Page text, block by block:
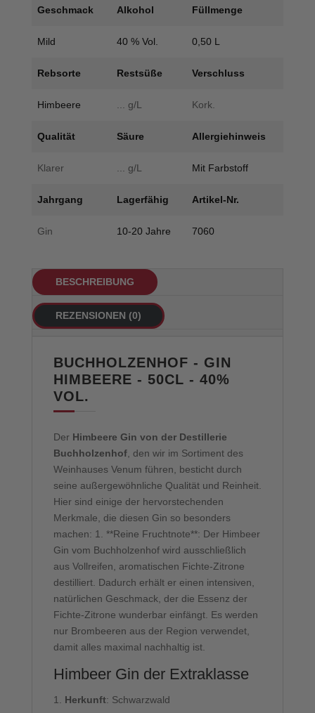
Geschmack Alkohol Füllmenge
Mild 40 % Vol. 0,50 L
Rebsorte Restsüße Verschluss
Himbeere ... g/L Kork.
Qualität Säure Allergiehinweis
Klarer ... g/L Mit Farbstoff
Jahrgang Lagerfähig Artikel-Nr.
Gin 10-20 Jahre 7060
BESCHREIBUNG
REZENSIONEN (0)
BUCHHOLZENHOF - GIN
HIMBEERE - 50CL - 40%
VOL.
Der Himbeere Gin von der Destillerie
Buchholzenhof, den wir im Sortiment des
Weinhauses Venum führen, besticht durch
seine außergewöhnliche Qualität und Reinheit.
Hier sind einige der hervorstechenden
Merkmale, die diesen Gin so besonders
machen: 1. **Reine Fruchtnote**: Der Himbeer
Gin vom Buchholzenhof wird ausschließlich
aus Vollreifen, aromatischen Fichte-Zitrone
destilliert. Dadurch erhält er einen intensiven,
natürlichen Geschmack, der die Essenz der
Fichte-Zitrone wunderbar einfängt. Es werden
nur Brombeeren aus der Region verwendet,
damit alles maximal nachhaltig ist.
Himbeer Gin der Extraklasse
Herkunft: Schwarzwald